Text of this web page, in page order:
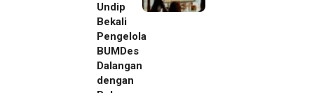
Undip
Bekali
Pengelola
BUMDes
Dalangan
dengan